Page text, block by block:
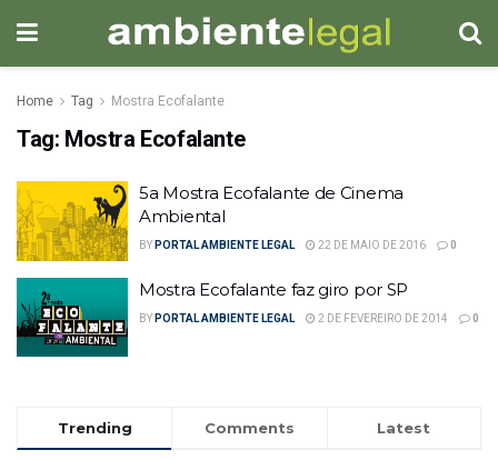
Home Tag Mostra Ecofalante
Tag: Mostra Ecofalante
5a Mostra Ecofalante de Cinema
Ambiental
BY PORTAL AMBIENTE LEGAL 22 DE MAIO DE 2016 0
Mostra Ecofalante faz giro por SP
BY PORTAL AMBIENTE LEGAL 2 DE FEVEREIRO DE 2014 0
Trending Comments Latest